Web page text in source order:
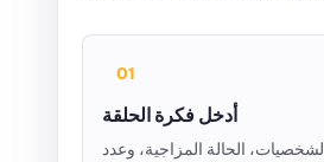
01
أدخل فكرة الحلقة
الحالة المزاجية، وعدد